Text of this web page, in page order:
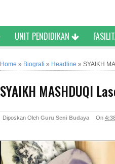
UNIT PENDIDIKAN
Home » Biografi » Headline » SYAIKH
SYAIKH MASHDUQI
Diposkan Oleh Guru Seni Budaya On